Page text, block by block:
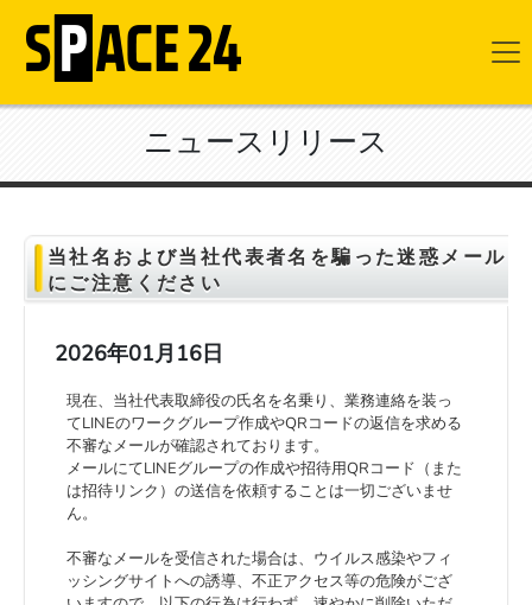
ニュースリリース
当社名および当社代表者名を騙った迷惑メール
にご注意ください
2026年01月16日
現在、当社代表取締役の氏名を名乗り、業務連絡を装っ
てLINEのワークグループ作成やQRコードの返信を求める
不審なメールが確認されております。
メールにてLINEグループの作成や招待用QRコード（また
は招待リンク）の送信を依頼することは一切ございませ
ん。
不審なメールを受信された場合は、ウイルス感染やフィ
ッシングサイトへの誘導、不正アクセス等の危険がござ